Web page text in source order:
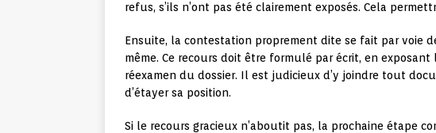
refus, s’ils n’ont pas été clairement exposés. Cela
Ensuite, la contestation proprement dite se fait par voie
même. Ce recours doit être formulé par écrit, en
réexamen du dossier. Il est judicieux d’y joindre tout
d’étayer sa position.
Si le recours gracieux n’aboutit pas, la prochaine étape